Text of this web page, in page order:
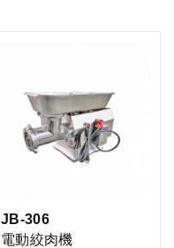
JB-306
電動絞肉機